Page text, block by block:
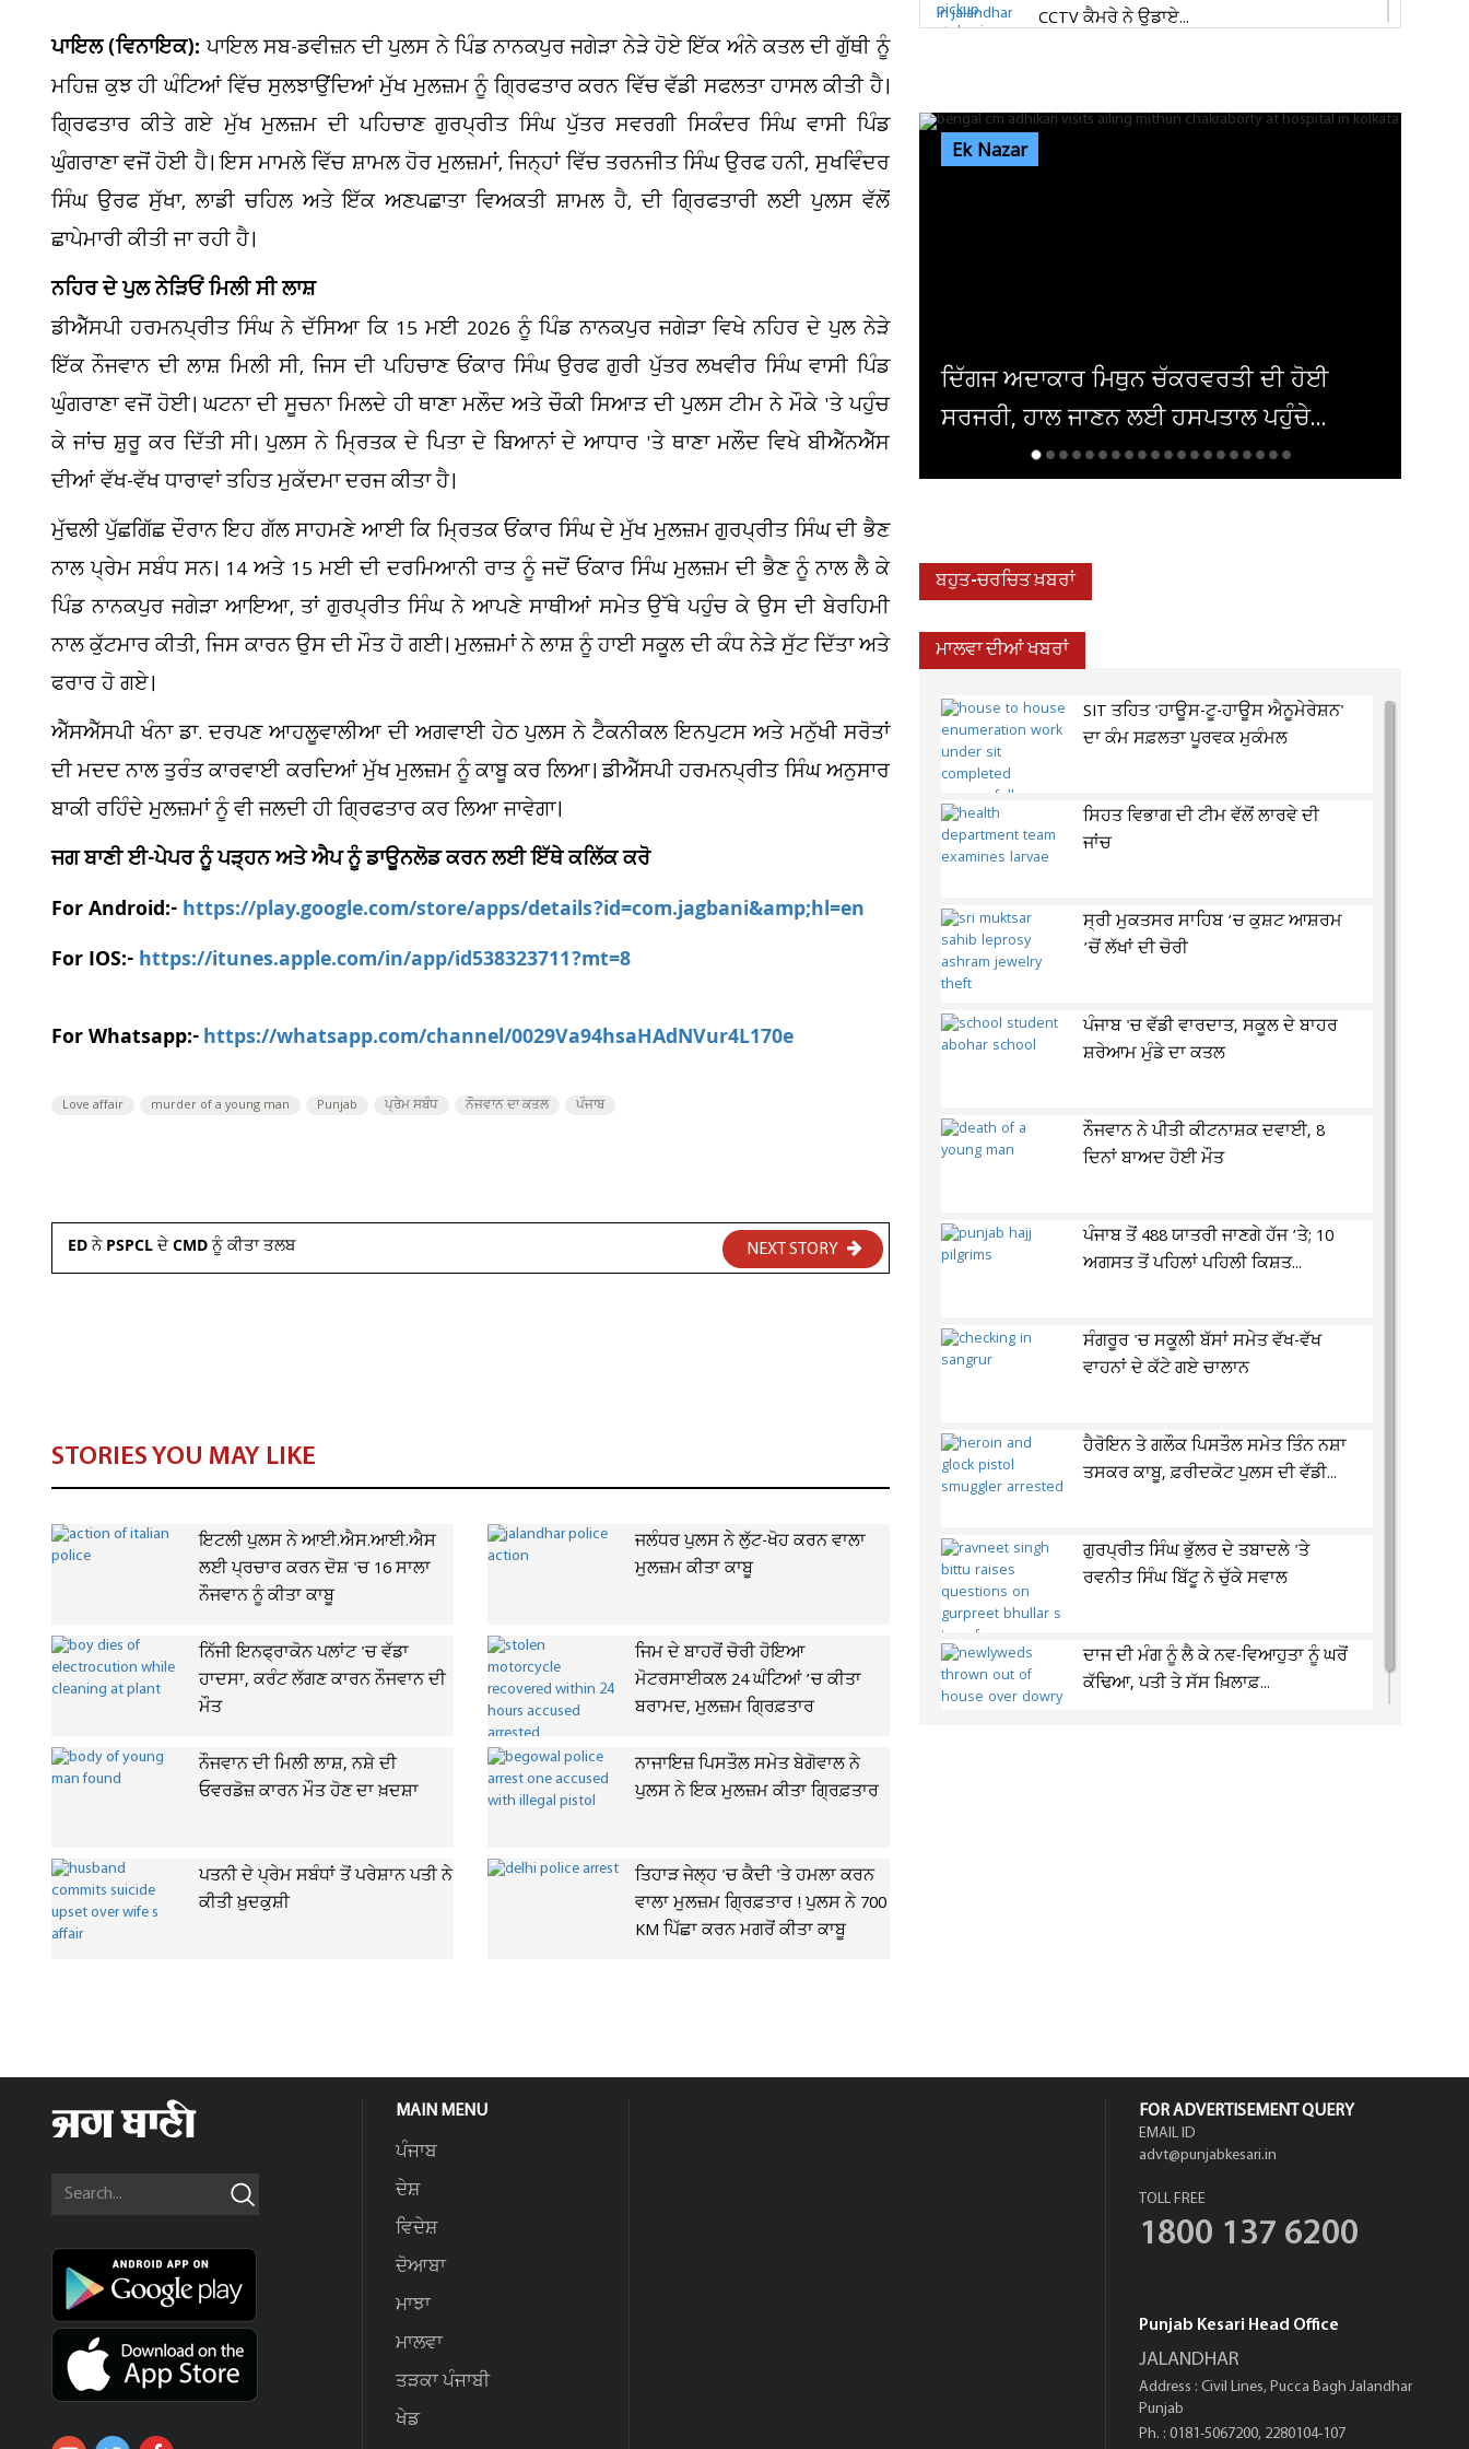
ਪਾਇਲ (ਵਿਨਾਇਕ): ਪਾਇਲ ਸਬ-ਡਵੀਜ਼ਨ ਦੀ ਪੁਲਸ ਨੇ ਪਿੰਡ ਨਾਨਕਪੁਰ ਜਗੇੜਾ ਨੇੜੇ ਹੋਏ ਇੱਕ ਅੰਨੇ ਕਤਲ ਦੀ ਗੁੱਥੀ ਨੂੰ
ਮਹਿਜ਼ ਕੁਝ ਹੀ ਘੰਟਿਆਂ ਵਿੱਚ ਸੁਲਝਾਉਂਦਿਆਂ ਮੁੱਖ ਮੁਲਜ਼ਮ ਨੂੰ ਗ੍ਰਿਫਤਾਰ ਕਰਨ ਵਿੱਚ ਵੱਡੀ ਸਫਲਤਾ ਹਾਸਲ ਕੀਤੀ ਹੈ।
ਗ੍ਰਿਫਤਾਰ ਕੀਤੇ ਗਏ ਮੁੱਖ ਮੁਲਜ਼ਮ ਦੀ ਪਹਿਚਾਣ ਗੁਰਪ੍ਰੀਤ ਸਿੰਘ ਪੁੱਤਰ ਸਵਰਗੀ ਸਿਕੰਦਰ ਸਿੰਘ ਵਾਸੀ ਪਿੰਡ
ਘੁੰਗਰਾਣਾ ਵਜੋਂ ਹੋਈ ਹੈ। ਇਸ ਮਾਮਲੇ ਵਿੱਚ ਸ਼ਾਮਲ ਹੋਰ ਮੁਲਜ਼ਮਾਂ, ਜਿਨ੍ਹਾਂ ਵਿੱਚ ਤਰਨਜੀਤ ਸਿੰਘ ਉਰਫ ਹਨੀ, ਸੁਖਵਿੰਦਰ
ਸਿੰਘ ਉਰਫ ਸੁੱਖਾ, ਲਾਡੀ ਚਹਿਲ ਅਤੇ ਇੱਕ ਅਣਪਛਾਤਾ ਵਿਅਕਤੀ ਸ਼ਾਮਲ ਹੈ, ਦੀ ਗ੍ਰਿਫਤਾਰੀ ਲਈ ਪੁਲਸ ਵੱਲੋਂ
ਛਾਪੇਮਾਰੀ ਕੀਤੀ ਜਾ ਰਹੀ ਹੈ।
ਨਹਿਰ ਦੇ ਪੁਲ ਨੇੜਿਓਂ ਮਿਲੀ ਸੀ ਲਾਸ਼
ਡੀਐੱਸਪੀ ਹਰਮਨਪ੍ਰੀਤ ਸਿੰਘ ਨੇ ਦੱਸਿਆ ਕਿ 15 ਮਈ 2026 ਨੂੰ ਪਿੰਡ ਨਾਨਕਪੁਰ ਜਗੇੜਾ ਵਿਖੇ ਨਹਿਰ ਦੇ ਪੁਲ ਨੇੜੇ
ਇੱਕ ਨੌਜਵਾਨ ਦੀ ਲਾਸ਼ ਮਿਲੀ ਸੀ, ਜਿਸ ਦੀ ਪਹਿਚਾਣ ਓਂਕਾਰ ਸਿੰਘ ਉਰਫ ਗੁਰੀ ਪੁੱਤਰ ਲਖਵੀਰ ਸਿੰਘ ਵਾਸੀ ਪਿੰਡ
ਘੁੰਗਰਾਣਾ ਵਜੋਂ ਹੋਈ। ਘਟਨਾ ਦੀ ਸੂਚਨਾ ਮਿਲਦੇ ਹੀ ਥਾਣਾ ਮਲੌਦ ਅਤੇ ਚੌਕੀ ਸਿਆੜ ਦੀ ਪੁਲਸ ਟੀਮ ਨੇ ਮੌਕੇ 'ਤੇ ਪਹੁੰਚ
ਕੇ ਜਾਂਚ ਸ਼ੁਰੂ ਕਰ ਦਿੱਤੀ ਸੀ। ਪੁਲਸ ਨੇ ਮ੍ਰਿਤਕ ਦੇ ਪਿਤਾ ਦੇ ਬਿਆਨਾਂ ਦੇ ਆਧਾਰ 'ਤੇ ਥਾਣਾ ਮਲੌਦ ਵਿਖੇ ਬੀਐੱਨਐੱਸ
ਦੀਆਂ ਵੱਖ-ਵੱਖ ਧਾਰਾਵਾਂ ਤਹਿਤ ਮੁਕੱਦਮਾ ਦਰਜ ਕੀਤਾ ਹੈ।
ਮੁੱਢਲੀ ਪੁੱਛਗਿੱਛ ਦੌਰਾਨ ਇਹ ਗੱਲ ਸਾਹਮਣੇ ਆਈ ਕਿ ਮ੍ਰਿਤਕ ਓਂਕਾਰ ਸਿੰਘ ਦੇ ਮੁੱਖ ਮੁਲਜ਼ਮ ਗੁਰਪ੍ਰੀਤ ਸਿੰਘ ਦੀ ਭੈਣ
ਨਾਲ ਪ੍ਰੇਮ ਸਬੰਧ ਸਨ। 14 ਅਤੇ 15 ਮਈ ਦੀ ਦਰਮਿਆਨੀ ਰਾਤ ਨੂੰ ਜਦੋਂ ਓਂਕਾਰ ਸਿੰਘ ਮੁਲਜ਼ਮ ਦੀ ਭੈਣ ਨੂੰ ਨਾਲ ਲੈ ਕੇ
ਪਿੰਡ ਨਾਨਕਪੁਰ ਜਗੇੜਾ ਆਇਆ, ਤਾਂ ਗੁਰਪ੍ਰੀਤ ਸਿੰਘ ਨੇ ਆਪਣੇ ਸਾਥੀਆਂ ਸਮੇਤ ਉੱਥੇ ਪਹੁੰਚ ਕੇ ਉਸ ਦੀ ਬੇਰਹਿਮੀ
ਨਾਲ ਕੁੱਟਮਾਰ ਕੀਤੀ, ਜਿਸ ਕਾਰਨ ਉਸ ਦੀ ਮੌਤ ਹੋ ਗਈ। ਮੁਲਜ਼ਮਾਂ ਨੇ ਲਾਸ਼ ਨੂੰ ਹਾਈ ਸਕੂਲ ਦੀ ਕੰਧ ਨੇੜੇ ਸੁੱਟ ਦਿੱਤਾ ਅਤੇ
ਫਰਾਰ ਹੋ ਗਏ।
ਐੱਸਐੱਸਪੀ ਖੰਨਾ ਡਾ. ਦਰਪਣ ਆਹਲੂਵਾਲੀਆ ਦੀ ਅਗਵਾਈ ਹੇਠ ਪੁਲਸ ਨੇ ਟੈਕਨੀਕਲ ਇਨਪੁਟਸ ਅਤੇ ਮਨੁੱਖੀ ਸਰੋਤਾਂ
ਦੀ ਮਦਦ ਨਾਲ ਤੁਰੰਤ ਕਾਰਵਾਈ ਕਰਦਿਆਂ ਮੁੱਖ ਮੁਲਜ਼ਮ ਨੂੰ ਕਾਬੂ ਕਰ ਲਿਆ। ਡੀਐੱਸਪੀ ਹਰਮਨਪ੍ਰੀਤ ਸਿੰਘ ਅਨੁਸਾਰ
ਬਾਕੀ ਰਹਿੰਦੇ ਮੁਲਜ਼ਮਾਂ ਨੂੰ ਵੀ ਜਲਦੀ ਹੀ ਗ੍ਰਿਫਤਾਰ ਕਰ ਲਿਆ ਜਾਵੇਗਾ।
ਜਗ ਬਾਣੀ ਈ-ਪੇਪਰ ਨੂੰ ਪੜ੍ਹਨ ਅਤੇ ਐਪ ਨੂੰ ਡਾਊਨਲੋਡ ਕਰਨ ਲਈ ਇੱਥੇ ਕਲਿੱਕ ਕਰੋ
For Android:-https://play.google.com/store/apps/details?id=com.jagbani&amp;hl=en
For IOS:-https://itunes.apple.com/in/app/id538323711?mt=8
For Whatsapp:-https://whatsapp.com/channel/0029Va94hsaHAdNVur4L170e
Love affair murder of a young man Punjab ਪ੍ਰੇਮ ਸਬੰਧ ਨੌਜਵਾਨ ਦਾ ਕਤਲ ਪੰਜਾਬ
ED ਨੇ PSPCL ਦੇ CMD ਨੂੰ ਕੀਤਾ ਤਲਬ NEXT STORY
STORIES YOU MAY LIKE
ਇਟਲੀ ਪੁਲਸ ਨੇ ਆਈ.ਐਸ.ਆਈ.ਐਸ
ਲਈ ਪ੍ਰਚਾਰ ਕਰਨ ਦੋਸ਼ 'ਚ 16 ਸਾਲਾ
ਨੌਜਵਾਨ ਨੂੰ ਕੀਤਾ ਕਾਬੂ
ਜਲੰਧਰ ਪੁਲਸ ਨੇ ਲੁੱਟ-ਖੋਹ ਕਰਨ ਵਾਲਾ
ਮੁਲਜ਼ਮ ਕੀਤਾ ਕਾਬੂ
ਨਿੱਜੀ ਇਨਫ੍ਰਾਕੋਨ ਪਲਾਂਟ 'ਚ ਵੱਡਾ
ਹਾਦਸਾ, ਕਰੰਟ ਲੱਗਣ ਕਾਰਨ ਨੌਜਵਾਨ ਦੀ
ਮੌਤ
ਜਿਮ ਦੇ ਬਾਹਰੋਂ ਚੋਰੀ ਹੋਇਆ
ਮੋਟਰਸਾਈਕਲ 24 ਘੰਟਿਆਂ ’ਚ ਕੀਤਾ
ਬਰਾਮਦ, ਮੁਲਜ਼ਮ ਗ੍ਰਿਫ਼ਤਾਰ
ਨੌਜਵਾਨ ਦੀ ਮਿਲੀ ਲਾਸ਼, ਨਸ਼ੇ ਦੀ
ਓਵਰਡੋਜ਼ ਕਾਰਨ ਮੌਤ ਹੋਣ ਦਾ ਖ਼ਦਸ਼ਾ
ਨਾਜਾਇਜ਼ ਪਿਸਤੌਲ ਸਮੇਤ ਬੇਗੋਵਾਲ ਨੇ
ਪੁਲਸ ਨੇ ਇਕ ਮੁਲਜ਼ਮ ਕੀਤਾ ਗ੍ਰਿਫ਼ਤਾਰ
ਪਤਨੀ ਦੇ ਪ੍ਰੇਮ ਸਬੰਧਾਂ ਤੋਂ ਪਰੇਸ਼ਾਨ ਪਤੀ ਨੇ
ਕੀਤੀ ਖ਼ੁਦਕੁਸ਼ੀ
ਤਿਹਾੜ ਜੇਲ੍ਹ 'ਚ ਕੈਦੀ 'ਤੇ ਹਮਲਾ ਕਰਨ
ਵਾਲਾ ਮੁਲਜ਼ਮ ਗ੍ਰਿਫ਼ਤਾਰ ! ਪੁਲਸ ਨੇ 700
KM ਪਿੱਛਾ ਕਰਨ ਮਗਰੋਂ ਕੀਤਾ ਕਾਬੂ
CCTV ਕੈਮਰੇ ਨੇ ਉਡਾਏ...
Ek Nazar
ਦਿੱਗਜ ਅਦਾਕਾਰ ਮਿਥੁਨ ਚੱਕਰਵਰਤੀ ਦੀ ਹੋਈ
ਸਰਜਰੀ, ਹਾਲ ਜਾਣਨ ਲਈ ਹਸਪਤਾਲ ਪਹੁੰਚੇ...
ਦਮਿਸ਼ਕ 'ਚ ਬੰਬ ਧਮਾਕਾ, 14 ਲੋਕ ਜ਼ਖਮੀ
ਬਹੁਤ-ਚਰਚਿਤ ਖ਼ਬਰਾਂ
ਮਾਲਵਾ ਦੀਆਂ ਖਬਰਾਂ
SIT ਤਹਿਤ 'ਹਾਊਸ-ਟੂ-ਹਾਊਸ ਐਨੂਮੇਰੇਸ਼ਨ'
ਦਾ ਕੰਮ ਸਫ਼ਲਤਾ ਪੂਰਵਕ ਮੁਕੰਮਲ
ਸਿਹਤ ਵਿਭਾਗ ਦੀ ਟੀਮ ਵੱਲੋਂ ਲਾਰਵੇ ਦੀ
ਜਾਂਚ
ਸ੍ਰੀ ਮੁਕਤਸਰ ਸਾਹਿਬ ’ਚ ਕੁਸ਼ਟ ਆਸ਼ਰਮ
’ਚੋਂ ਲੱਖਾਂ ਦੀ ਚੋਰੀ
ਪੰਜਾਬ 'ਚ ਵੱਡੀ ਵਾਰਦਾਤ, ਸਕੂਲ ਦੇ ਬਾਹਰ
ਸ਼ਰੇਆਮ ਮੁੰਡੇ ਦਾ ਕਤਲ
ਨੌਜਵਾਨ ਨੇ ਪੀਤੀ ਕੀਟਨਾਸ਼ਕ ਦਵਾਈ, 8
ਦਿਨਾਂ ਬਾਅਦ ਹੋਈ ਮੌਤ
ਪੰਜਾਬ ਤੋਂ 488 ਯਾਤਰੀ ਜਾਣਗੇ ਹੱਜ ’ਤੇ; 10
ਅਗਸਤ ਤੋਂ ਪਹਿਲਾਂ ਪਹਿਲੀ ਕਿਸ਼ਤ...
ਸੰਗਰੂਰ 'ਚ ਸਕੂਲੀ ਬੱਸਾਂ ਸਮੇਤ ਵੱਖ-ਵੱਖ
ਵਾਹਨਾਂ ਦੇ ਕੱਟੇ ਗਏ ਚਾਲਾਨ
ਹੈਰੋਇਨ ਤੇ ਗਲੌਕ ਪਿਸਤੌਲ ਸਮੇਤ ਤਿੰਨ ਨਸ਼ਾ
ਤਸਕਰ ਕਾਬੂ, ਫ਼ਰੀਦਕੋਟ ਪੁਲਸ ਦੀ ਵੱਡੀ...
ਗੁਰਪ੍ਰੀਤ ਸਿੰਘ ਭੁੱਲਰ ਦੇ ਤਬਾਦਲੇ 'ਤੇ
ਰਵਨੀਤ ਸਿੰਘ ਬਿੱਟੂ ਨੇ ਚੁੱਕੇ ਸਵਾਲ
ਦਾਜ ਦੀ ਮੰਗ ਨੂੰ ਲੈ ਕੇ ਨਵ-ਵਿਆਹੁਤਾ ਨੂੰ ਘਰੋਂ
ਕੱਢਿਆ, ਪਤੀ ਤੇ ਸੱਸ ਖ਼ਿਲਾਫ਼...
MAIN MENU
ਪੰਜਾਬ
ਦੇਸ਼
ਵਿਦੇਸ਼
ਦੋਆਬਾ
ਮਾਝਾ
ਮਾਲਵਾ
ਤੜਕਾ ਪੰਜਾਬੀ
ਖੇਡ
FOR ADVERTISEMENT QUERY
EMAIL ID
advt@punjabkesari.in
TOLL FREE
1800 137 6200
Punjab Kesari Head Office
JALANDHAR
Address : Civil Lines, Pucca Bagh Jalandhar
Punjab
Ph. : 0181-5067200, 2280104-107